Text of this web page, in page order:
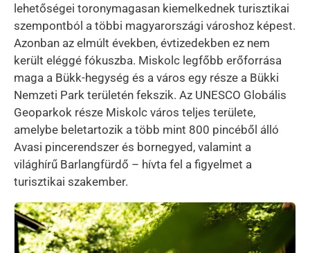
lehetőségei toronymagasan kiemelkednek turisztikai
szempontból a többi magyarországi városhoz képest.
Azonban az elmúlt években, évtizedekben ez nem
került eléggé fókuszba. Miskolc legfőbb erőforrása
maga a Bükk-hegység és a város egy része a Bükki
Nemzeti Park területén fekszik. Az UNESCO Globális
Geoparkok része Miskolc város teljes területe,
amelybe beletartozik a több mint 800 pincéből álló
Avasi pincerendszer és bornegyed, valamint a
világhírű Barlangfürdő – hívta fel a figyelmet a
turisztikai szakember.
Kép